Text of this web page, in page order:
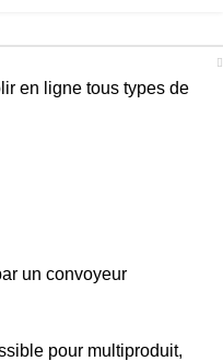
en ligne tous types de
un convoyeur
pour multiproduit,